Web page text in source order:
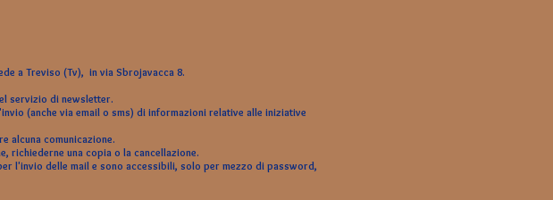
a Treviso (Tv), in via Sbrojavacca 8.
servizio di newsletter.
(anche via email o sms) di informazioni relative alle iniziative
alcuna comunicazione.
richiederne una copia o la cancellazione.
l'invio delle mail e sono accessibili, solo per mezzo di password,